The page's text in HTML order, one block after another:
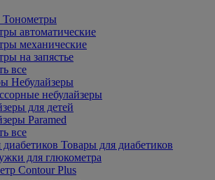
Тонометры
автоматические
механические
на запястье
все
Небулайзеры
небулайзеры
для детей
Paramed
все
Товары для диабетиков
для глюкометра
Contour Plus